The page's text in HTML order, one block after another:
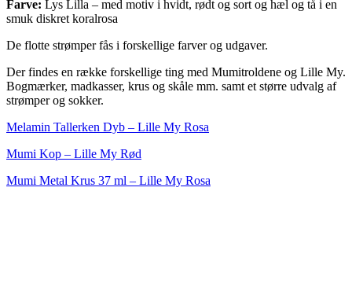
Farve: Lys Lilla – med motiv i hvidt, rødt og sort og hæl og tå i en
smuk diskret koralrosa
De flotte strømper fås i forskellige farver og udgaver.
Der findes en række forskellige ting med Mumitroldene og Lille My.
Bogmærker, madkasser, krus og skåle mm. samt et større udvalg af
strømper og sokker.
Melamin Tallerken Dyb – Lille My Rosa
Mumi Kop – Lille My Rød
Mumi Metal Krus 37 ml – Lille My Rosa